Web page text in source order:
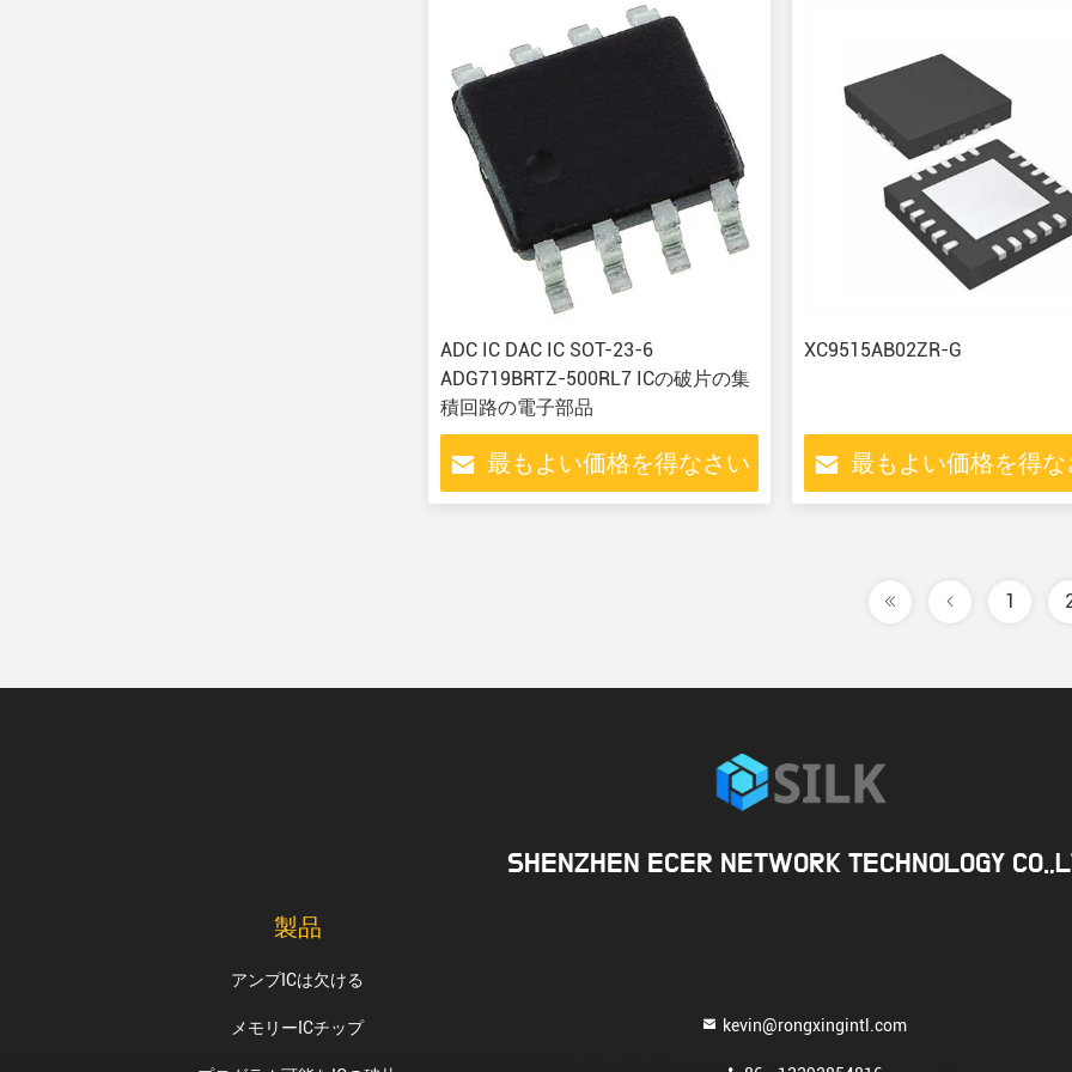
ADC IC DAC IC SOT-23-6
ADG719BRTZ-500RL7 ICの破片の集
積回路の電子部品
最もよい価格を得なさい
XC9515AB02ZR-G
最もよい価格を得な
1
SHENZHEN ECER NETWORK TECHNOLOGY
製品
アンプICは欠ける
メモリーICチップ kevin@rongxingintl.com